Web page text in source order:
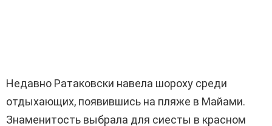
Недавно Ратаковски навела шороху среди
отдыхающих, появившись на пляже в Майами.
Знаменитость выбрала для сиесты в красном